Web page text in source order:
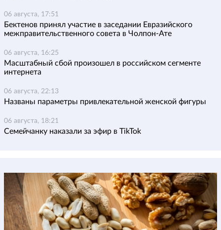
06 августа, 17:51
Бектенов принял участие в заседании Евразийского
межправительственного совета в Чолпон-Ате
06 августа, 16:25
Масштабный сбой произошел в российском сегменте
интернета
06 августа, 22:13
Названы параметры привлекательной женской фигуры
06 августа, 18:21
Семейчанку наказали за эфир в TikTok